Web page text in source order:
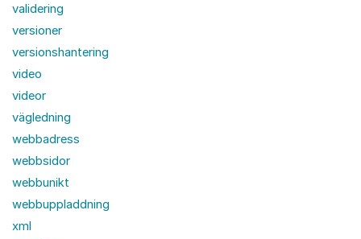
validering
versioner
versionshantering
video
videor
vägledning
webbadress
webbsidor
webbunikt
webbuppladdning
xml